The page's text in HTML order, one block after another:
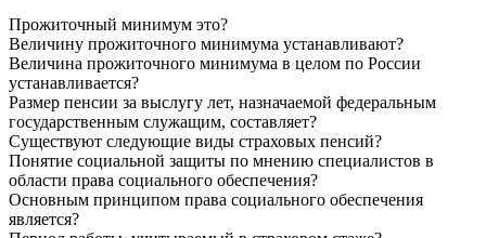
Прожиточный минимум это?
Величину прожиточного минимума устанавливают?
Величина прожиточного минимума в целом по России
устанавливается?
Размер пенсии за выслугу лет, назначаемой федеральным
государственным служащим, составляет?
Существуют следующие виды страховых пенсий?
Понятие социальной защиты по мнению специалистов в
области права социального обеспечения?
Основным принципом права социального обеспечения
является?